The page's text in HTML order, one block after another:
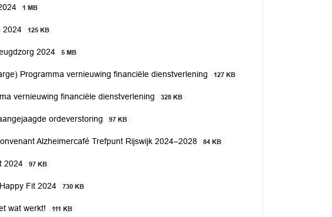
1 MB
2024 125 KB
2024 5 MB
Programma vernieuwing financiële dienstverlening 127 KB
vernieuwing financiële dienstverlening 328 KB
ordeverstoring 97 KB
Alzheimercafé Trefpunt Rijswijk 2024–2028 84 KB
2024 97 KB
Fit 2024 730 KB
wat werkt! 111 KB